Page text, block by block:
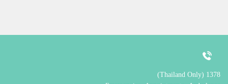
1378 (Thailand Only)